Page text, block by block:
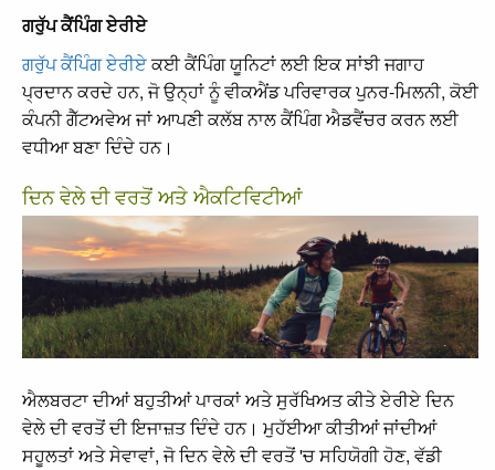
ਗਰੁੱਪ ਕੈਂਪਿੰਗ ਏਰੀਏ
ਗਰੁੱਪ ਕੈਂਪਿੰਗ ਏਰੀਏਕਈ ਕੈਂਪਿੰਗ ਯੂਨਿਟਾਂ ਲਈ ਇਕ ਸਾਂਝੀ ਜਗਾਹ
ਪ੍ਰਦਾਨ ਕਰਦੇ ਹਨ, ਜੋ ਉਨ੍ਹਾਂ ਨੂੰ ਵੀਕਐਂਡ ਪਰਿਵਾਰਕ ਪੁਨਰ-ਮਿਲਨੀ, ਕੋਈ
ਕੰਪਨੀ ਗੈੱਟਅਵੇਅ ਜਾਂ ਆਪਣੀ ਕਲੱਬ ਨਾਲ ਕੈਂਪਿੰਗ ਐਡਵੈਂਚਰ ਕਰਨ ਲਈ
ਵਧੀਆ ਬਣਾ ਦਿੰਦੇ ਹਨ।
ਦਿਨ ਵੇਲੇ ਦੀ ਵਰਤੋਂ ਅਤੇ ਐਕਟਿਵਿਟੀਆਂ
ਐਲਬਰਟਾ ਦੀਆਂ ਬਹੁਤੀਆਂ ਪਾਰਕਾਂ ਅਤੇ ਸੁਰੱਖਿਅਤ ਕੀਤੇ ਏਰੀਏ ਦਿਨ
ਵੇਲੇ ਦੀ ਵਰਤੋਂ ਦੀ ਇਜਾਜ਼ਤ ਦਿੰਦੇ ਹਨ। ਮੁਹੱਈਆ ਕੀਤੀਆਂ ਜਾਂਦੀਆਂ
ਸਹੂਲਤਾਂ ਅਤੇ ਸੇਵਾਵਾਂ, ਜੋ ਦਿਨ ਵੇਲੇ ਦੀ ਵਰਤੋਂ 'ਚ ਸਹਿਯੋਗੀ ਹੋਣ, ਵੱਡੀ